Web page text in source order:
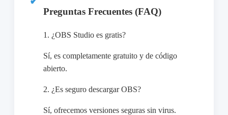
Preguntas Frecuentes (FAQ)
1. ¿OBS Studio es gratis?
Sí, es completamente gratuito y de código
abierto.
2. ¿Es seguro descargar OBS?
Sí, ofrecemos versiones seguras sin virus.